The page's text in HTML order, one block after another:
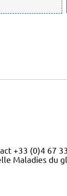
+33 (0)4 67
Maladies du